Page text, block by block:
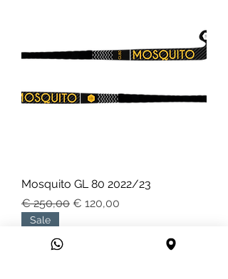
Mosquito GL 80 2022/23
Normale prijs
€ 250,00 Verkoopprijs
€ 120,00
Sale